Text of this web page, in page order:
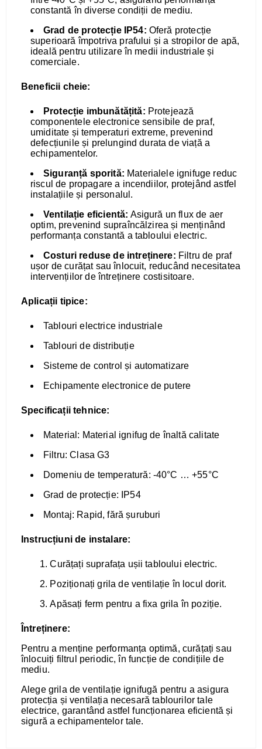
constantă în diverse condiții de mediu.
Grad de protecție IP54: Oferă protecție
superioară împotriva prafului și a stropilor de apă,
ideală pentru utilizare în medii industriale și
comerciale.
Beneficii cheie:
Protecție imbunătățită: Protejează
componentele electronice sensibile de praf,
umiditate și temperaturi extreme, prevenind
defecțiunile și prelungind durata de viață a
echipamentelor.
Siguranță sporită: Materialele ignifuge reduc
riscul de propagare a incendiilor, protejând astfel
instalațiile și personalul.
Ventilație eficientă: Asigură un flux de aer
optim, prevenind supraîncălzirea și menținând
performanța constantă a tabloului electric.
Costuri reduse de intreținere: Filtru de praf
ușor de curățat sau înlocuit, reducând necesitatea
intervențiilor de întreținere costisitoare.
Aplicații tipice:
Tablouri electrice industriale
Tablouri de distribuție
Sisteme de control și automatizare
Echipamente electronice de putere
Specificații tehnice:
Material: Material ignifug de înaltă calitate
Filtru: Clasa G3
Domeniu de temperatură: -40°C … +55°C
Grad de protecție: IP54
Montaj: Rapid, fără șuruburi
Instrucțiuni de instalare:
Curățați suprafața ușii tabloului electric.
Poziționați grila de ventilație în locul dorit.
Apăsați ferm pentru a fixa grila în poziție.
Întreținere:
Pentru a menține performanța optimă, curățați sau
înlocuiți filtrul periodic, în funcție de condițiile de
mediu.
Alege grila de ventilație ignifugă pentru a asigura
protecția și ventilația necesară tablourilor tale
electrice, garantând astfel funcționarea eficientă și
sigură a echipamentelor tale.